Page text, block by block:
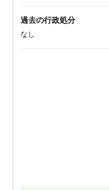
過去の行政処分
なし